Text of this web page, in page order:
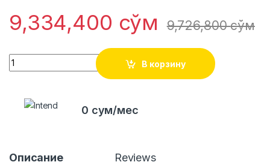
9,334,400 сўм 9,726,800сўм
Quantity
В корзину
0 сум/мес
Описание Reviews